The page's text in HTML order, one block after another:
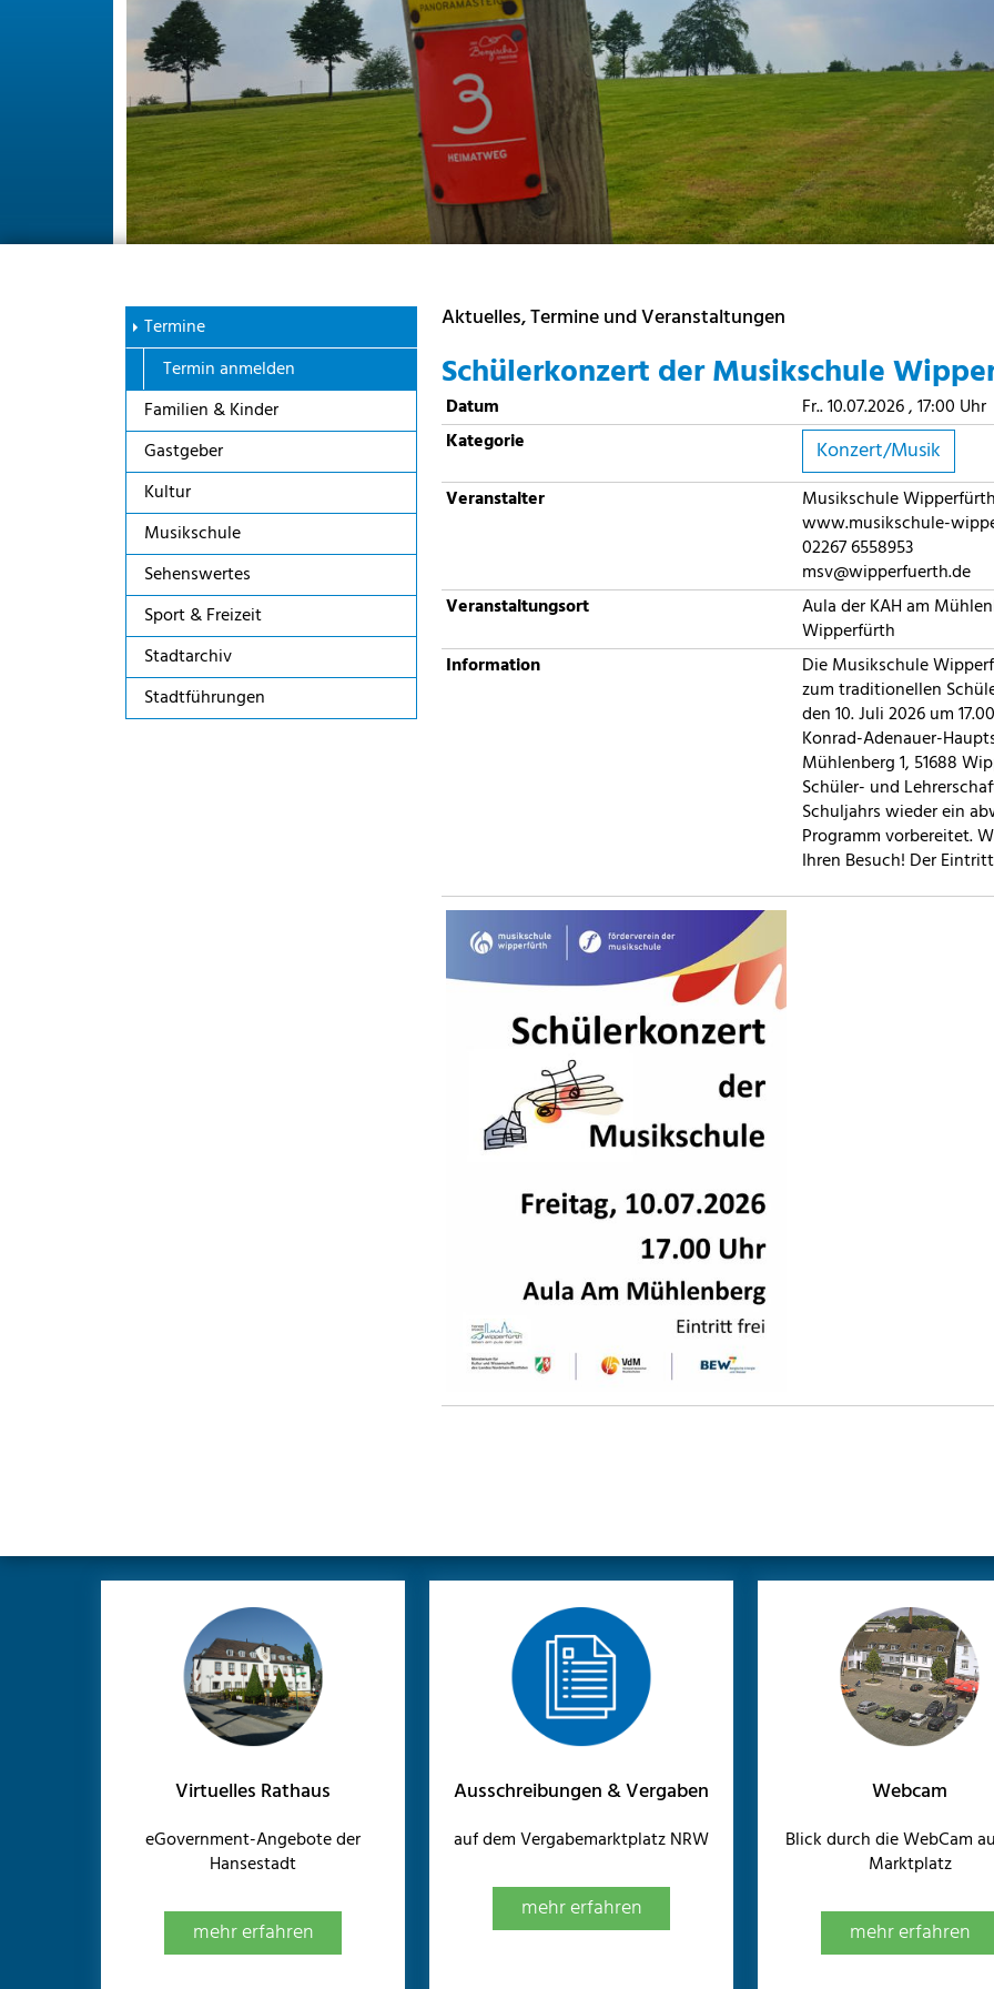
Termine
Termin anmelden
Familien & Kinder
Gastgeber
Kultur
Musikschule
Sehenswertes
Sport & Freizeit
Stadtarchiv
Stadtführungen
Aktuelles, Termine und Veranstaltungen
Schülerkonzert der Musikschule
Datum Fr.. 10.07.2026, 17:00 Uhr
Kategorie
Konzert/Musik
Veranstalter
Musikschule Wipperfürth
www.musikschule-
02267 6558953
msv@wipperfuerth.de
Veranstaltungsort
Aula der KAH am
Wipperfürth
Information
Die Musikschule
zum traditionellen
den 10. Juli 2026 um
Konrad-Adenauer-
Mühlenberg 1, 51688
Schüler- und
Schuljahrs wieder ein
Programm vorbereitet.
Ihren Besuch! Der
Virtuelles Rathaus
eGovernment-Angebote der
Hansestadt
mehr erfahren
Ausschreibungen & Vergaben
auf dem Vergabemarktplatz NRW
mehr erfahren
Webcam
Blick durch die WebCam
Marktplatz
mehr erfahren